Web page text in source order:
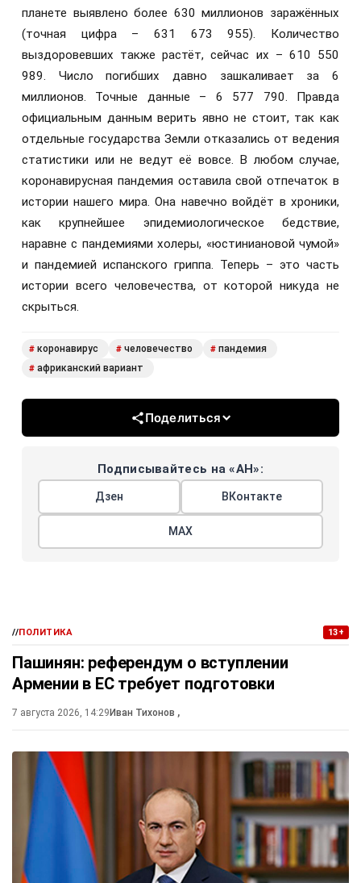
планете выявлено более 630 миллионов заражённых
(точная цифра – 631 673 955). Количество
выздоровевших также растёт, сейчас их – 610 550
989. Число погибших давно зашкаливает за 6
миллионов. Точные данные – 6 577 790. Правда
официальным данным верить явно не стоит, так как
отдельные государства Земли отказались от ведения
статистики или не ведут её вовсе. В любом случае,
коронавирусная пандемия оставила свой отпечаток в
истории нашего мира. Она навечно войдёт в хроники,
как крупнейшее эпидемиологическое бедствие,
наравне с пандемиями холеры, «юстиниановой чумой»
и пандемией испанского гриппа. Теперь – это часть
истории всего человечества, от которой никуда не
скрыться.
# коронавирус # человечество # пандемия
# африканский вариант
Поделиться
Подписывайтесь на «АН»:
Дзен ВКонтакте
МАХ
//ПОЛИТИКА 13+
Пашинян: референдум о вступлении
Армении в ЕС требует подготовки
7 августа 2026, 14:29 Иван Тихонов ,